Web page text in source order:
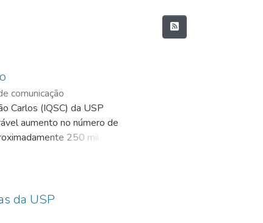
comunicação
Carlos (IQSC) da USP
aumento no número de
250 mil
que a nacional.
da USP